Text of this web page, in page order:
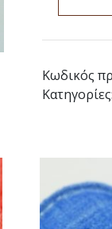
Κωδικός
Κατηγορίες: